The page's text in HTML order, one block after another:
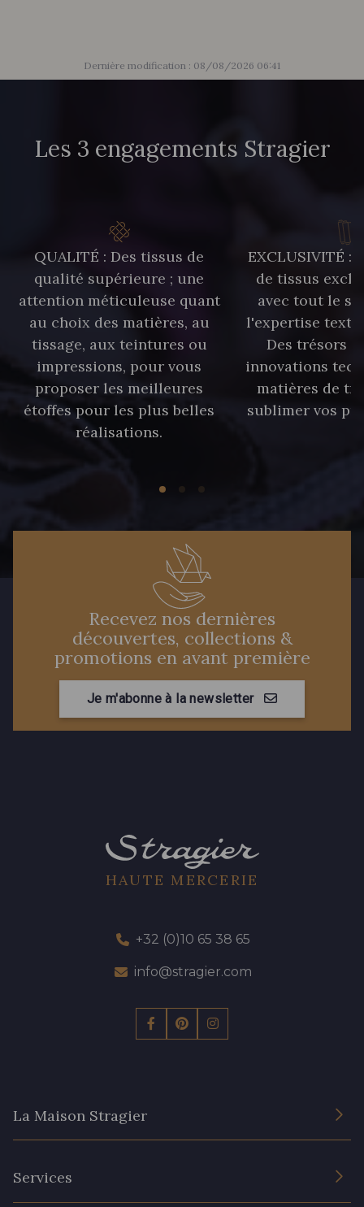
Dernière modification : 08/08/2026 06:41
Les 3 engagements Stragier
QUALITÉ : Des tissus de
qualité supérieure ; une
attention méticuleuse quant
au choix des matières, au
tissage, aux teintures ou
impressions, pour vous
proposer les meilleures
étoffes pour les plus belles
réalisations.
EXCLUSIVITÉ :
de tissus
avec tout le
l'expertise
Des trésors
innovations
matières de
sublimer vos
Recevez nos dernières
découvertes, collections &
promotions en avant première
Je m'abonne à la newsletter
HAUTE MERCERIE
+32 (0)10 65 38 65
info@stragier.com
La Maison Stragier
Services